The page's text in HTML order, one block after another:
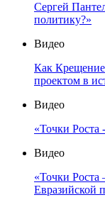
Сергей
политику?»
Видео
Как
проектом в
Видео
«Точки
Видео
«Точки
Евразийской